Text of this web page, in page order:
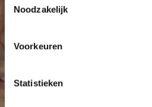
m
Noodzakelijk
Voorkeuren
Statistieken
mogelijk
Elke donatie, klein of groot,
Leeuwenhoek. Met uw hulp